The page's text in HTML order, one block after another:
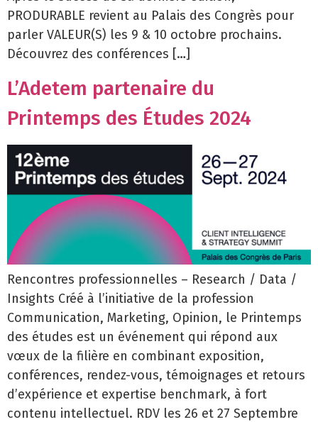
PRODURABLE revient au Palais des Congrès pour
parler VALEUR(S) les 9 & 10 octobre prochains.
Découvrez des conférences […]
L’Adetem partenaire du
Printemps des Études 2024
Rencontres professionnelles – Research / Data /
Insights Créé à l’initiative de la profession
Communication, Marketing, Opinion, le Printemps
des études est un événement qui répond aux
vœux de la filière en combinant exposition,
conférences, rendez-vous, témoignages et retours
d’expérience et expertise benchmark, à fort
contenu intellectuel. RDV les 26 et 27 Septembre